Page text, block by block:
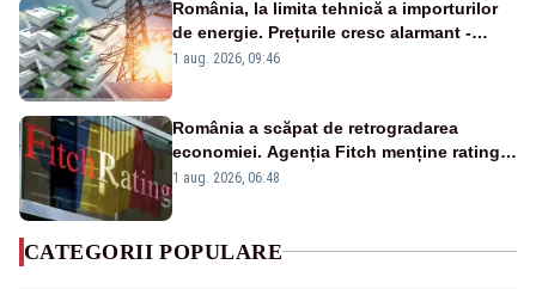
România, la limita tehnică a importurilor
de energie. Prețurile cresc alarmant -
Analiză Realitatea Plus
1 aug. 2026, 09:46
România a scăpat de retrogradarea
economiei. Agenția Fitch menține ratingul
„BBB-” cu perspectivă negativă
1 aug. 2026, 06:48
CATEGORII POPULARE